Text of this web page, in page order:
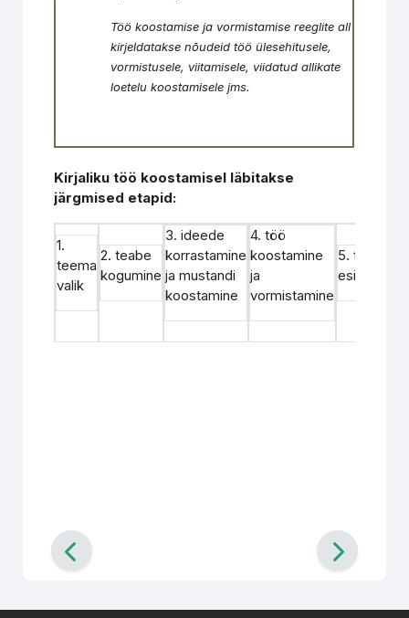
Töö koostamise ja vormistamise reeglite all
kirjeldatakse nõudeid töö ülesehitusele,
vormistusele, viitamisele, viidatud allikate
loetelu koostamisele jms.
Kirjaliku töö koostamisel läbitakse
järgmised etapid:
1.
teema
valik
2. teabe
kogumine
3. ideede
korrastamine
ja mustandi
koostamine
4. töö
koostamine
ja
vormistamine
5. töö
esitamine